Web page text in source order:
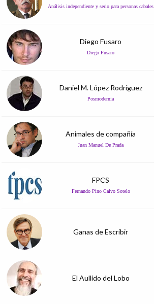
Análisis independiente y serio para personas cabales
Diego Fusaro
Diego Fusaro
Daniel M. López Rodríguez
Posmodernia
Animales de compañía
Juan Manuel De Prada
FPCS
Fernando Pino Calvo Sotelo
Ganas de Escribir
El Aullido del Lobo